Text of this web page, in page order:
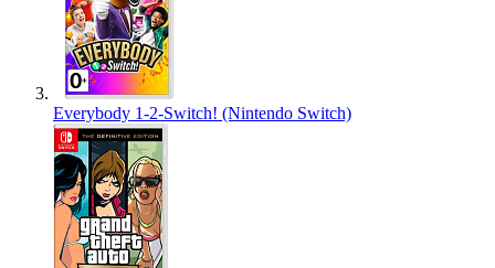
Everybody 1-2-Switch! (Nintendo Switch)